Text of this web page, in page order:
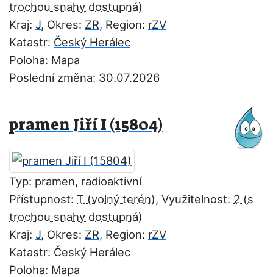
Kraj: J, Okres: ZR, Region: rZV
Katastr: Český Herálec
Poloha: Mapa
Poslední změna: 30.07.2026
pramen Jiří I (15804)
Typ: pramen, radioaktivní
Přístupnost: T , Využitelnost: 2
Kraj: J, Okres: ZR, Region: rZV
Katastr: Český Herálec
Poloha: Mapa